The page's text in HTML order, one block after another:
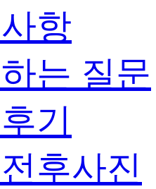
항
는 질문
기
후사진